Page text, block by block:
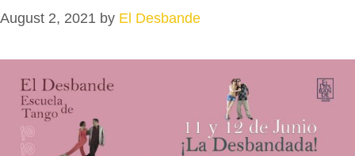
August 2, 2021 by El Desbande